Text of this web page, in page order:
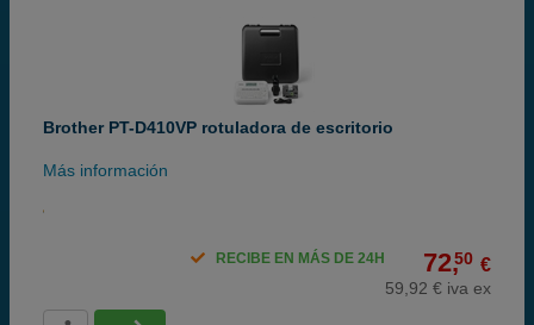
Brother PT-D410VP rotuladora de escritorio
Más información
72,50 €
59,92 € iva ex
RECIBE EN MÁS DE 24H